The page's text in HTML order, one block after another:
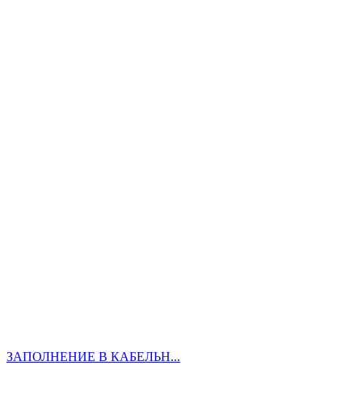
ЗАПОЛНЕНИЕ В КАБЕЛЬН...